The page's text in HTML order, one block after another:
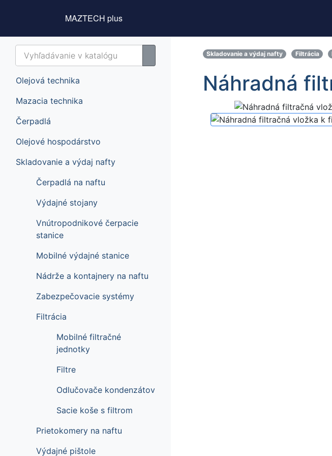
MAZTECH plus
Olejová technika
Mazacia technika
Čerpadlá
Olejové hospodárstvo
Skladovanie a výdaj nafty
Čerpadlá na naftu
Výdajné stojany
Vnútropodnikové čerpacie
stanice
Mobilné výdajné stanice
Nádrže a kontajnery na naftu
Zabezpečovacie systémy
Filtrácia
Mobilné filtračné
jednotky
Filtre
Odlučovače kondenzátov
Sacie koše s filtrom
Prietokomery na naftu
Výdajné pištole
Skladovanie a výdaj nafty Filtrácia
Náhradná